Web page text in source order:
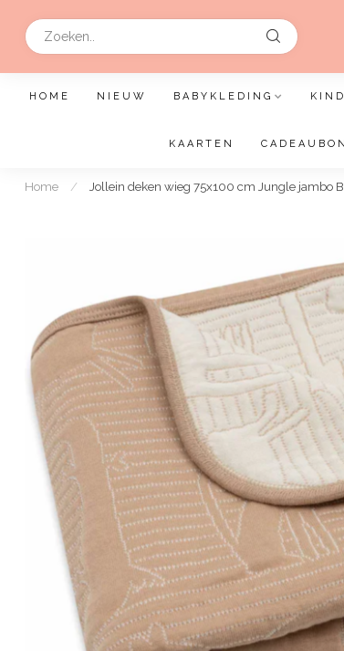
HOME NIEUW BABYKLEDING
KAARTEN
Home / Jollein deken wieg 75x100 cm Jungle jambo